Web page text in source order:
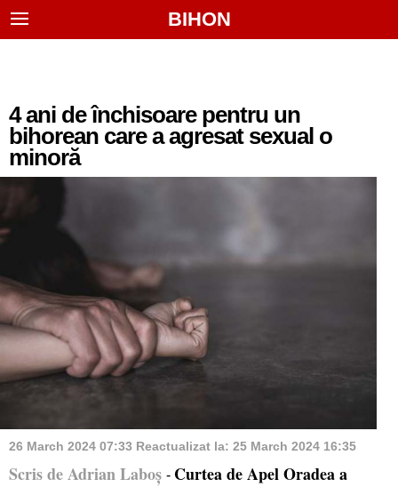
BIHON
4 ani de închisoare pentru un
bihorean care a agresat sexual o
minoră
26 March 2024 07:33 Reactualizat la: 25 March 2024 16:35
Scris de Adrian Laboș - Curtea de Apel Oradea a